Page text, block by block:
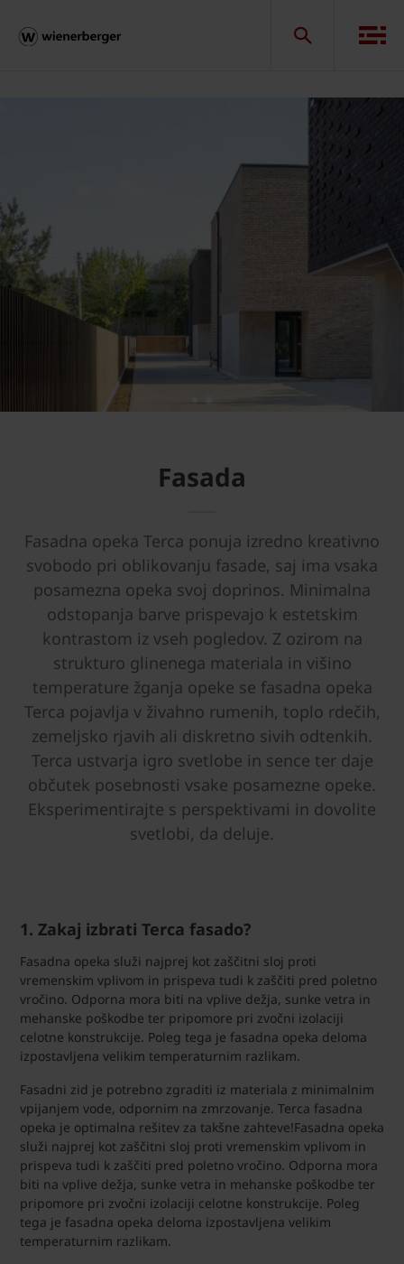
Fasada
Fasadna opeka Terca ponuja izredno kreativno
svobodo pri oblikovanju fasade, saj ima vsaka
posamezna opeka svoj doprinos. Minimalna
odstopanja barve prispevajo k estetskim
kontrastom iz vseh pogledov. Z ozirom na
strukturo glinenega materiala in višino
temperature žganja opeke se fasadna opeka
Terca pojavlja v živahno rumenih, toplo rdečih,
zemeljsko rjavih ali diskretno sivih odtenkih.
Terca ustvarja igro svetlobe in sence ter daje
občutek posebnosti vsake posamezne opeke.
Eksperimentirajte s perspektivami in dovolite
svetlobi, da deluje.
1. Zakaj izbrati Terca fasado?
Fasadna opeka služi najprej kot zaščitni sloj proti
vremenskim vplivom in prispeva tudi k zaščiti pred poletno
vročino. Odporna mora biti na vplive dežja, sunke vetra in
mehanske poškodbe ter pripomore pri zvočni izolaciji
celotne konstrukcije. Poleg tega je fasadna opeka deloma
izpostavljena velikim temperaturnim razlikam.
Fasadni zid je potrebno zgraditi iz materiala z minimalnim
vpijanjem vode, odpornim na zmrzovanje. Terca fasadna
opeka je optimalna rešitev za takšne zahteve!Fasadna opeka
služi najprej kot zaščitni sloj proti vremenskim vplivom in
prispeva tudi k zaščiti pred poletno vročino. Odporna mora
biti na vplive dežja, sunke vetra in mehanske poškodbe ter
pripomore pri zvočni izolaciji celotne konstrukcije. Poleg
tega je fasadna opeka deloma izpostavljena velikim
temperaturnim razlikam.